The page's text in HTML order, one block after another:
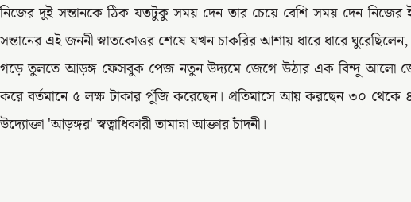
নিজের দুই সন্তানকে ঠিক যতটুকু সময় দেন তার চেয়ে বেশি সময় দেন
সন্তানের এই জননী স্নাতকোত্তর শেষে যখন চাকরির আশায় ধারে ধারে
গড়ে তুলতে আড়ঙ্গ ফেসবুক পেজ নতুন উদ্যমে জেগে উঠার এক বিন্দু আলো
করে বর্তমানে ৫ লক্ষ টাকার পুঁজি করেছেন। প্রতিমাসে আয় করছেন ৩০ থেকে
উদ্যোক্তা 'আড়ঙ্গর' স্বত্বাধিকারী তামান্না আক্তার চাঁদনী।